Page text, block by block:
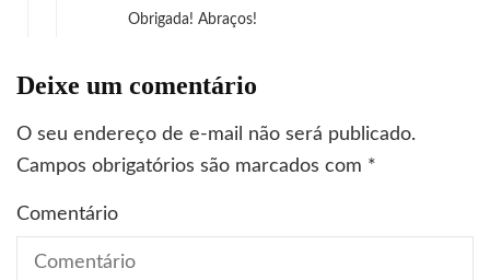
Obrigada! Abraços!
Deixe um comentário
O seu endereço de e-mail não será publicado.
Campos obrigatórios são marcados com *
Comentário